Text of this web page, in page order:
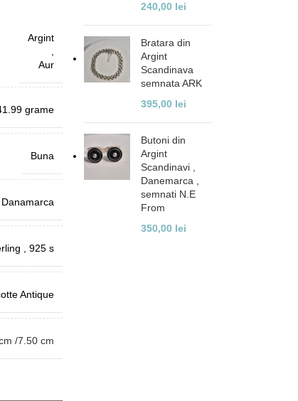
Argint
Aur
grame
Buna
Danamarca
, 925 s
Antique
/7.50 cm
240,00 lei
Bratara din
Argint
Scandinava
semnata ARK
395,00 lei
Butoni din
Argint
Scandinavi ,
Danemarca ,
semnati N.E
From
350,00 lei